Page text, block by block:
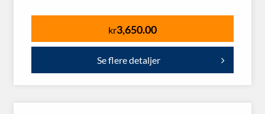
kr3,650.00
Se flere detaljer